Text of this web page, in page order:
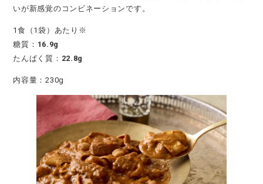
いが新感覚のコンビネーションです。
1食（1袋）あたり※
糖質： 16.9g
たんぱく質： 22.8g
内容量：230g